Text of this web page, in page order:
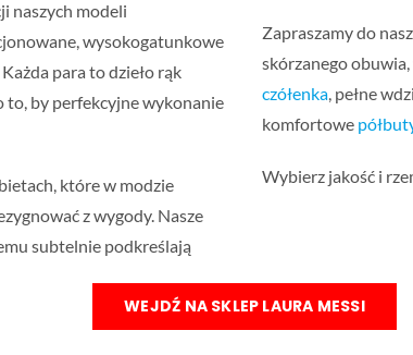
naszych modeli
wysokogatunkowe
para to dzieło rąk
to, by perfekcyjne wykonanie
które w modzie
z wygody. Nasze
subtelnie podkreślają
Zapraszamy do
skórzanego
czółenka, pełne
komfortowe
Wybierz jakość i
WEJDŹ NA SKLEP LAURA MESSI